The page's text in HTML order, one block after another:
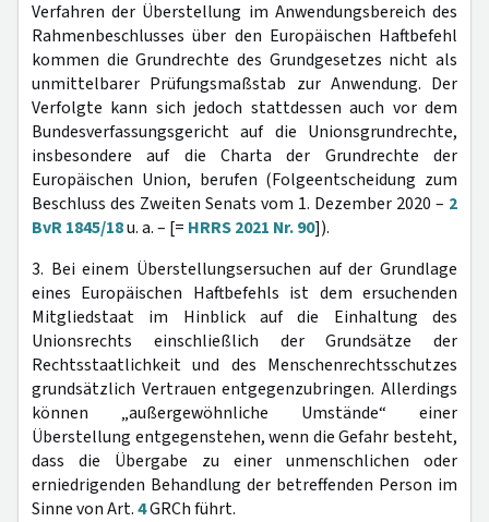
Verfahren der Überstellung im Anwendungsbereich des
Rahmenbeschlusses über den Europäischen Haftbefehl
kommen die Grundrechte des Grundgesetzes nicht als
unmittelbarer Prüfungsmaßstab zur Anwendung. Der
Verfolgte kann sich jedoch stattdessen auch vor dem
Bundesverfassungsgericht auf die Unionsgrundrechte,
insbesondere auf die Charta der Grundrechte der
Europäischen Union, berufen (Folgeentscheidung zum
Beschluss des Zweiten Senats vom 1. Dezember 2020 – 2
BvR 1845/18u. a. – [= HRRS 2021 Nr. 90]).
3. Bei einem Überstellungsersuchen auf der Grundlage
eines Europäischen Haftbefehls ist dem ersuchenden
Mitgliedstaat im Hinblick auf die Einhaltung des
Unionsrechts einschließlich der Grundsätze der
Rechtsstaatlichkeit und des Menschenrechtsschutzes
grundsätzlich Vertrauen entgegenzubringen. Allerdings
können „außergewöhnliche Umstände“ einer
Überstellung entgegenstehen, wenn die Gefahr besteht,
dass die Übergabe zu einer unmenschlichen oder
erniedrigenden Behandlung der betreffenden Person im
Sinne von Art.4GRCh führt.